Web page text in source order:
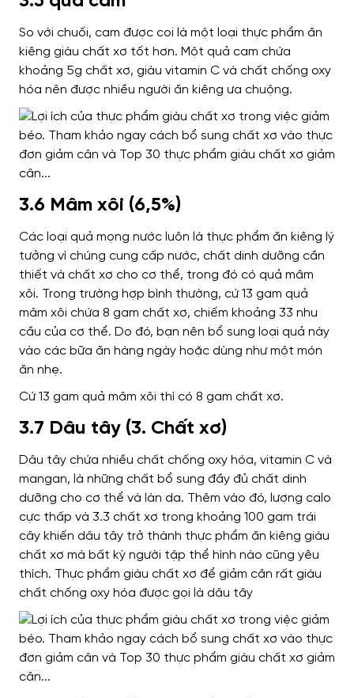
So với chuối, cam được coi là một loại thực phẩm ăn
kiêng giàu chất xơ tốt hơn. Một quả cam chứa
khoảng 5g chất xơ, giàu vitamin C và chất chống oxy
hóa nên được nhiều người ăn kiêng ưa chuộng.
3.6 Mâm xôi (6,5%)
Các loại quả mọng nước luôn là thực phẩm ăn kiêng lý
tưởng vì chúng cung cấp nước, chất dinh dưỡng cần
thiết và chất xơ cho cơ thể, trong đó có quả mâm
xôi. Trong trường hợp bình thường, cứ 13 gam quả
mâm xôi chứa 8 gam chất xơ, chiếm khoảng 33 nhu
cầu của cơ thể. Do đó, bạn nên bổ sung loại quả này
vào các bữa ăn hàng ngày hoặc dùng như một món
ăn nhẹ.
Cứ 13 gam quả mâm xôi thì có 8 gam chất xơ.
3.7 Dâu tây (3. Chất xơ)
Dâu tây chứa nhiều chất chống oxy hóa, vitamin C và
mangan, là những chất bổ sung đầy đủ chất dinh
dưỡng cho cơ thể và làn da. Thêm vào đó, lượng calo
cực thấp và 3.3 chất xơ trong khoảng 100 gam trái
cây khiến dâu tây trở thành thực phẩm ăn kiêng giàu
chất xơ mà bất kỳ người tập thể hình nào cũng yêu
thích. Thực phẩm giàu chất xơ để giảm cân rất giàu
chất chống oxy hóa được gọi là dâu tây